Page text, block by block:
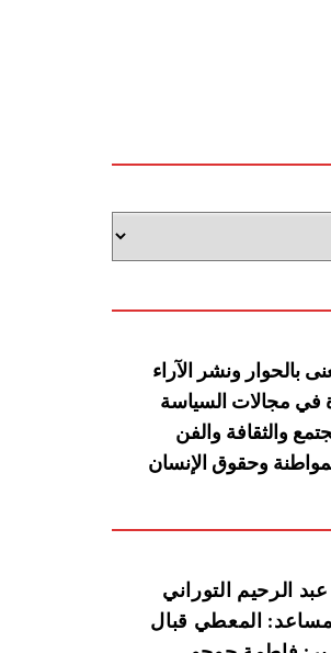
بالحوار ونشر
الآراء
في مجالات السياسة
والثقافة والفن
وحقوق الإنسان
الرحيم التوراني
المعطي قبال